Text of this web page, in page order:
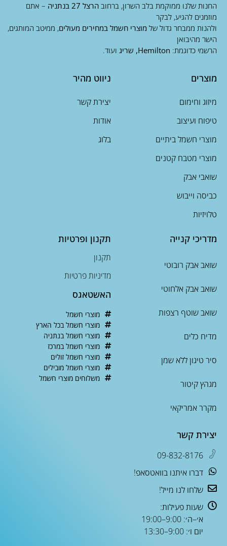
החנות שלנו ממוקמת בלב השרון, ברחוב הרצל 27 בנתניה
– אתם
מוזמנים להגיע, לבקר
ולהנות ממבחר גדול של מוצרי חשמל במחירים מעולים, ממיטב המותגים,
הישר מהיבואן
הרשמי כדוגמת: Hemilton, שריג ועוד.
מוצרים
מיזוג וחימום
טיפוח ועיצוב
מוצרי חשמל ביתיים
מוצרי מטבח קטנים
שואבי אבק
כביסה וייבוש
טלויזיות
ניווט מהיר
יצירת קשר
אודות
בלוג
מדריכי קנייה
שואב אבק רובוטי
שואב אבק אלחוטי
שואב שוטף רצפות
מדיח כלים
סיר טיגון ללא שמן
מגהץ קיטור
מקרר אמריקאי
תקנון ופרטיות
תקנון
מדיניות פרטיות
האשטאגס
מוצרי חשמל
מוצרי חשמל בכל הארץ
מוצרי חשמל בנתניה
מוצרי חשמל במרכז
מוצרי חשמל זולים
מוצרי חשמל מובילים
משלוחים מוצרי חשמל
יצירת קשר
09-832-8176
דברו איתנו בוואטסאפ!
שלחו לנו מייל!
שעות פעילות:
א׳–ה׳: 9:00–19:00
יום ו׳: 9:00–13:30